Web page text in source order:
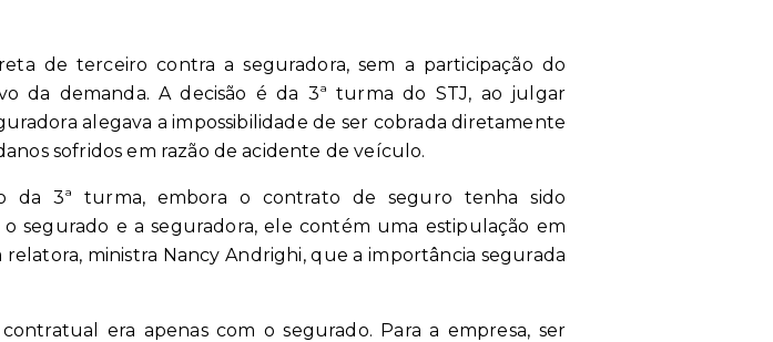
de terceiro contra a seguradora, sem a participação do
da demanda. A decisão é da 3ª turma do STJ, ao julgar
alegava a impossibilidade de ser cobrada diretamente
sofridos em razão de acidente de veículo.
da 3ª turma, embora o contrato de seguro tenha sido
segurado e a seguradora, ele contém uma estipulação em
ministra Nancy Andrighi, que a importância segurada
era apenas com o segurado. Para a empresa, ser